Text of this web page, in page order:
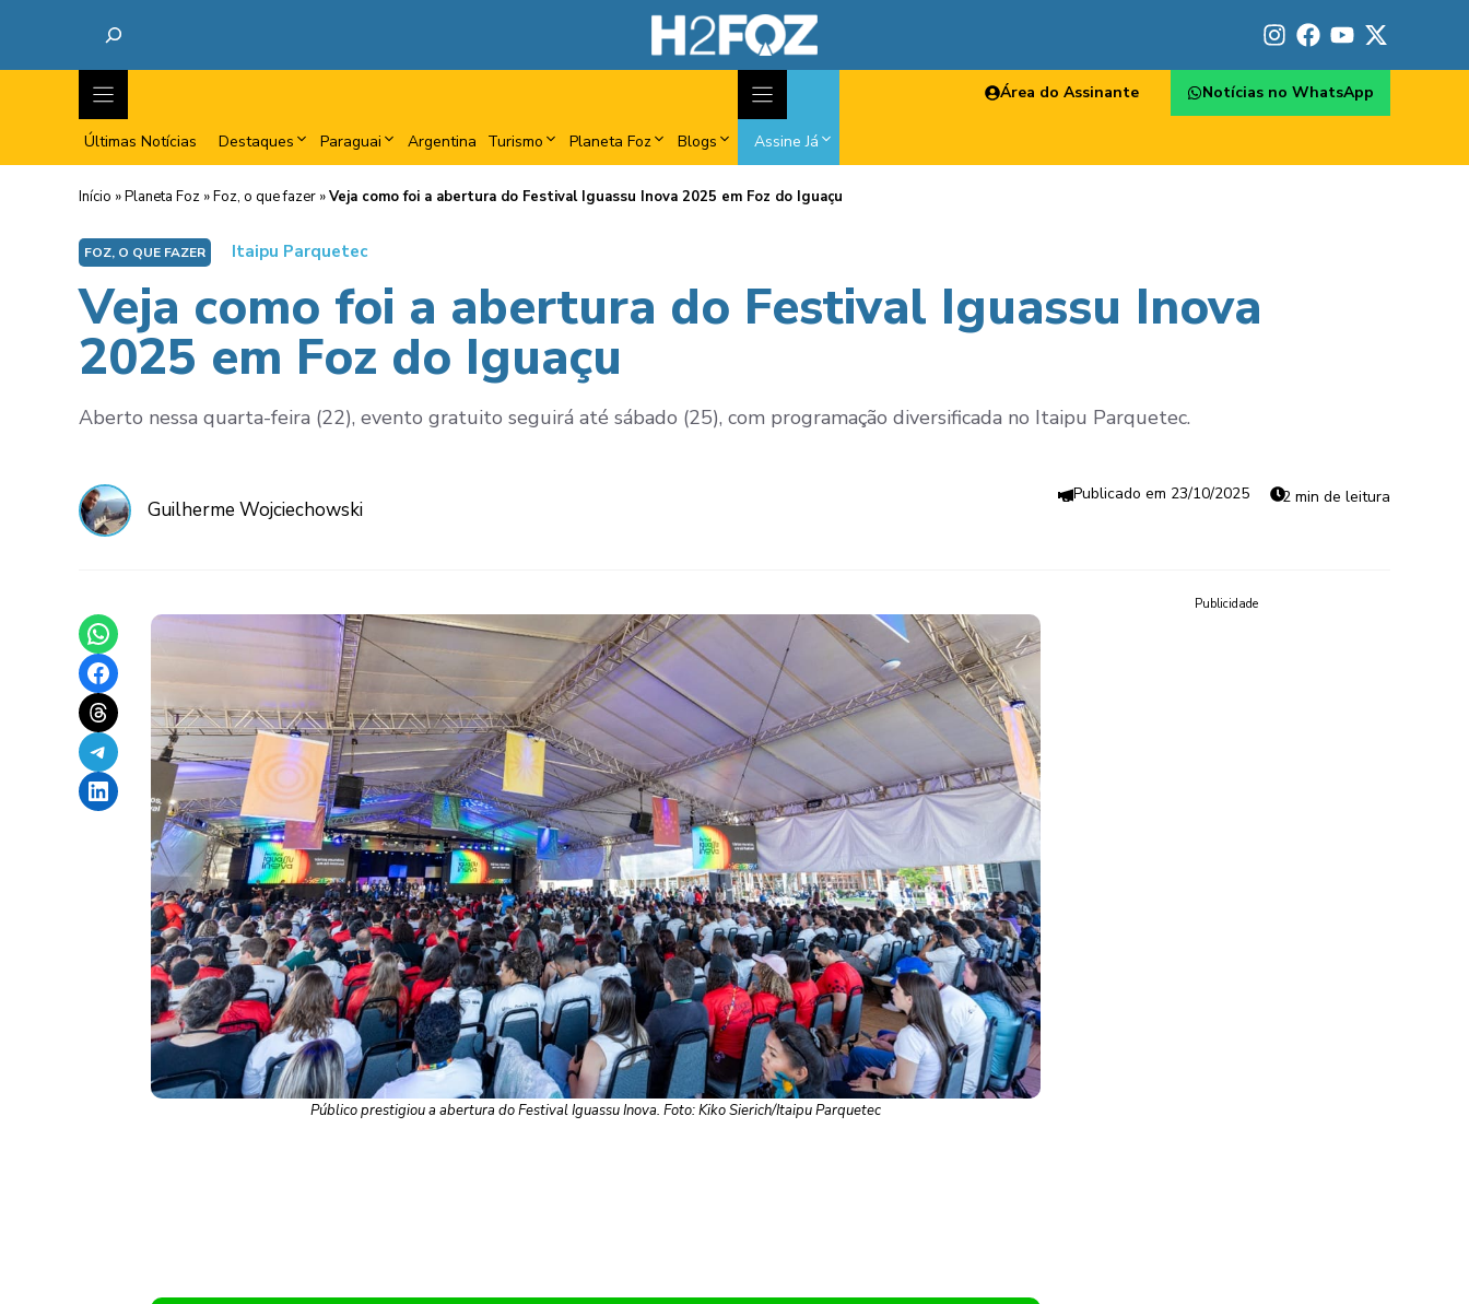
Últimas Notícias Destaques Paraguai Argentina Turismo Planeta Foz Blogs Assine Já
Área do Assinante Notícias no WhatsApp
Início »Planeta Foz »Foz, o que fazer »Veja como foi a abertura do Festival Iguassu Inova 2025 em Foz do Iguaçu
FOZ, O QUE FAZER Itaipu Parquetec
Veja como foi a abertura do Festival Iguassu Inova
2025 em Foz do Iguaçu
Aberto nessa quarta-feira (22), evento gratuito seguirá até sábado (25), com programação diversificada no Itaipu Parquetec.
Guilherme Wojciechowski
23/10/2025 2 min de leitura
Share on WhatsApp
Share on Facebook
Share on Threads
Share on Telegram
Share on LinkedIn
Público prestigiou a abertura do Festival Iguassu Inova. Foto: Kiko Sierich/Itaipu Parquetec
Publicidade